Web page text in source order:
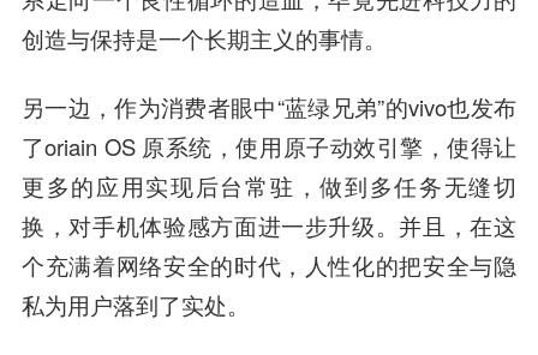
创造与保持是一个长期主义的事情。
另一边，作为消费者眼中“蓝绿兄弟”的vivo也发布
了oriain OS 原系统，使用原子动效引擎，使得让
更多的应用实现后台常驻，做到多任务无缝切
换，对手机体验感方面进一步升级。并且，在这
个充满着网络安全的时代，人性化的把安全与隐
私为用户落到了实处。